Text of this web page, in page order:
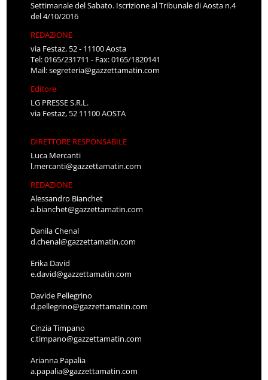
Settimanale del Sabato. Iscrizione al Tribunale di Aosta n.4
del 4/10/2016
REDAZIONE
via Festaz, 52 - 11100 Aosta
Tel: 0165/231711 - Fax: 0165/1820141
Mail:segreteria@gazzettamatin.com
Editore
LG PRESSE S.R.L.
via Festaz, 52 11100 AOSTA
DIRETTORE RESPONSABILE
Luca Mercanti
l.mercanti@gazzettamatin.com
REDAZIONE
Alessandro Bianchet
a.bianchet@gazzettamatin.com
Danila Chenal
d.chenal@gazzettamatin.com
Erika David
e.david@gazzettamatin.com
Davide Pellegrino
d.pellegrino@gazzettamatin.com
Cinzia Timpano
c.timpano@gazzettamatin.com
Arianna Papalia
a.papalia@gazzettamatin.com